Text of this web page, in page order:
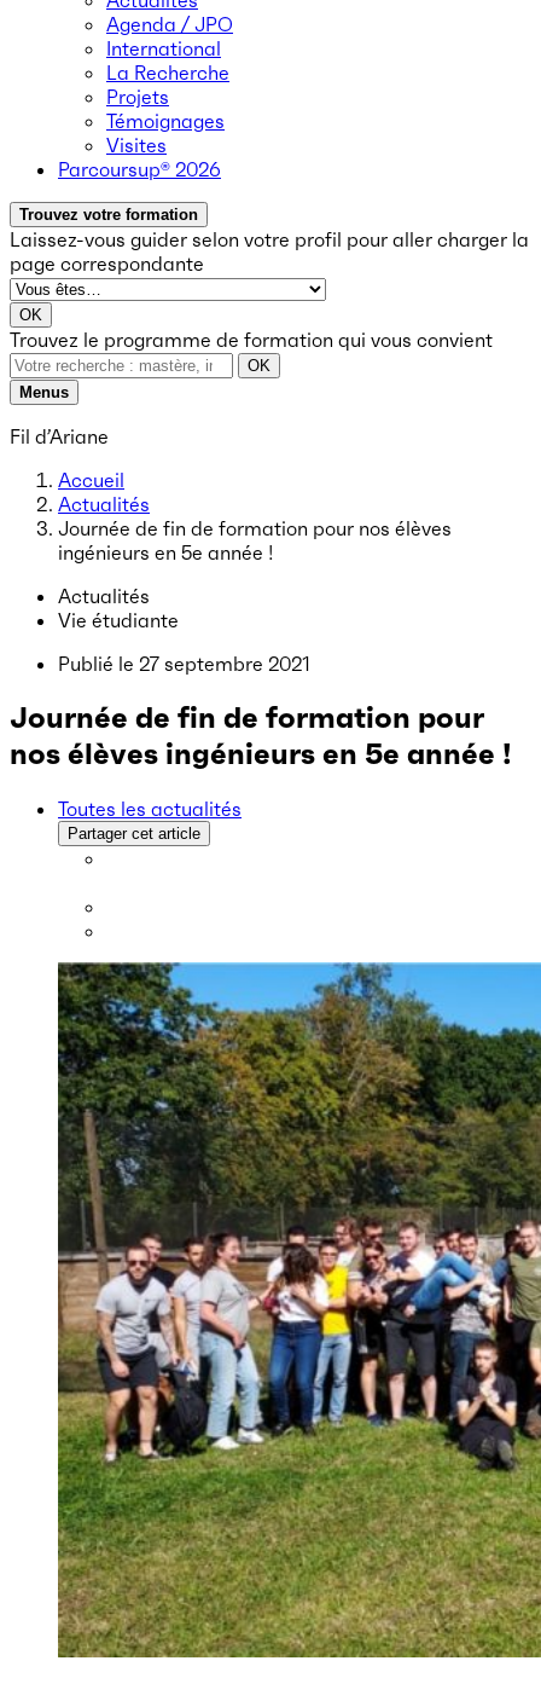
Agenda / JPO
International
La Recherche
Projets
Témoignages
Visites
Parcoursup® 2026
Trouvez votre formation
Laissez-vous guider selon votre profil pour aller charger la
page correspondante
OK
Trouvez le programme de formation qui vous convient
OK
Menus
Fil d’Ariane
Accueil
Actualités
Journée de fin de formation pour nos élèves
ingénieurs en 5e année !
Actualités
Vie étudiante
Publié le 27 septembre 2021
Journée de fin de formation pour
nos élèves ingénieurs en 5e année !
Toutes les actualités
Partager cet article